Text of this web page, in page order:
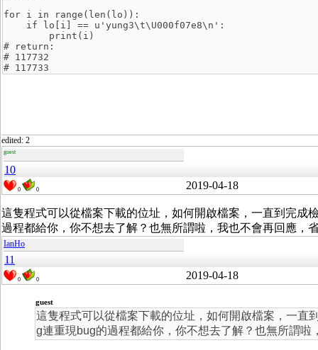
for i in range(len(lo)):
if lo[i] == u'yung3\t\U000f07e8\n':
print(i)
# return:
# 117732
# 117733
edited: 2
guest
10
0 0 2019-04-18
這隻程式可以從檔案下載的位址，如何開啟檔案，一直到完成
過程都給你，你不想去了解？也無所謂啦，我也不會再回應，
IanHo
11
0 0 2019-04-18
guest
這隻程式可以從檔案下載的位址，如何開啟檔案，一直
g連重現bug的過程都給你，你不想去了解？也無所謂